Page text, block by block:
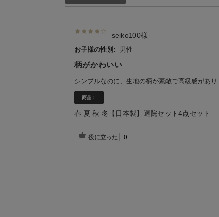
seiko100様
お子様の性別: 男性
柄がかわいい
シンプルなのに、生地の柄が素敵で高級感があ
商品：
春 夏 秋 冬【日本製】退院セット4点セット
役に立った 0